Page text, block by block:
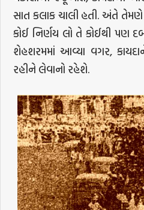
સાત કલાક ચાલી હતી. અંતે
કોઈ નિર્ણય લો તે કોઈથી પણ
શેહશરમમાં આવ્યા વગર,
રહીને લેવાનો રહેશે.